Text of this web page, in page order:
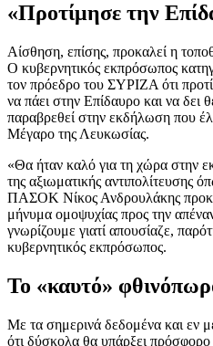
«Προτίμησε την
Αίσθηση, επίσης, προκαλεί η
Ο κυβερνητικός εκπρόσωπος
τον πρόεδρο του ΣΥΡΙΖΑ ότι
να πάει στην Επίδαυρο και να δει
παραβρεθεί στην εκδήλωση που
Μέγαρο της Λευκωσίας.
«Θα ήταν καλό για τη χώρα στην
της αξιωματικής αντιπολίτευσης
ΠΑΣΟΚ Νίκος Ανδρουλάκης
μήνυμα ομοψυχίας προς την
γνωρίζουμε γιατί απουσίαζε,
κυβερνητικός εκπρόσωπος.
Το «καυτό»
Με τα σημερινά δεδομένα και εν
ότι δύσκολα θα υπάρξει